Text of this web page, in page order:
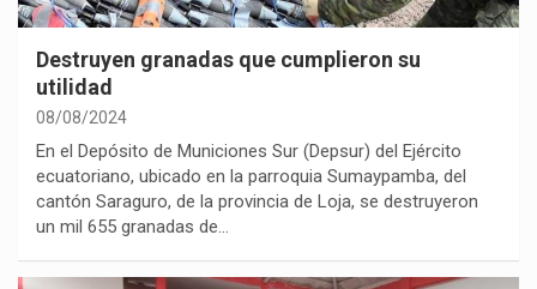
Destruyen granadas que cumplieron su
utilidad
08/08/2024
En el Depósito de Municiones Sur (Depsur) del Ejército
ecuatoriano, ubicado en la parroquia Sumaypamba, del
cantón Saraguro, de la provincia de Loja, se destruyeron
un mil 655 granadas de…